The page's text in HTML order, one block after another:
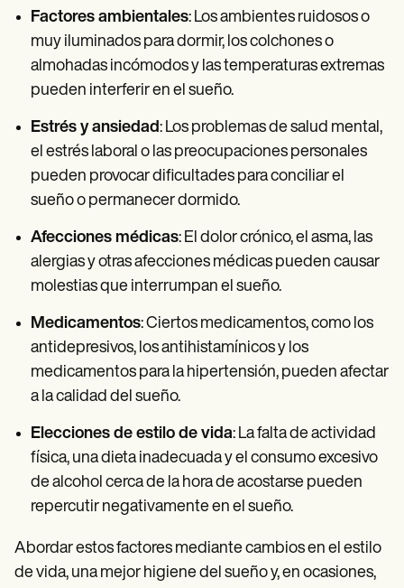
Factores ambientales: Los ambientes ruidosos o
muy iluminados para dormir, los colchones o
almohadas incómodos y las temperaturas extremas
pueden interferir en el sueño.
Estrés y ansiedad: Los problemas de salud mental,
el estrés laboral o las preocupaciones personales
pueden provocar dificultades para conciliar el
sueño o permanecer dormido.
Afecciones médicas: El dolor crónico, el asma, las
alergias y otras afecciones médicas pueden causar
molestias que interrumpan el sueño.
Medicamentos: Ciertos medicamentos, como los
antidepresivos, los antihistamínicos y los
medicamentos para la hipertensión, pueden afectar
a la calidad del sueño.
Elecciones de estilo de vida: La falta de actividad
física, una dieta inadecuada y el consumo excesivo
de alcohol cerca de la hora de acostarse pueden
repercutir negativamente en el sueño.
Abordar estos factores mediante cambios en el estilo
de vida, una mejor higiene del sueño y, en ocasiones,